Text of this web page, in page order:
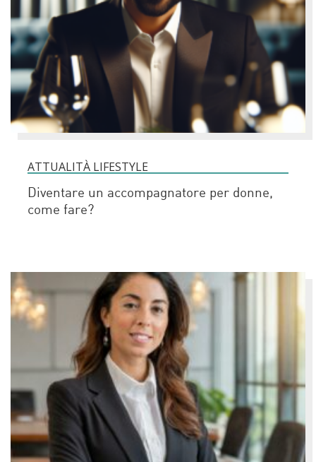
ATTUALITÀ LIFESTYLE
Diventare un accompagnatore per donne,
come fare?